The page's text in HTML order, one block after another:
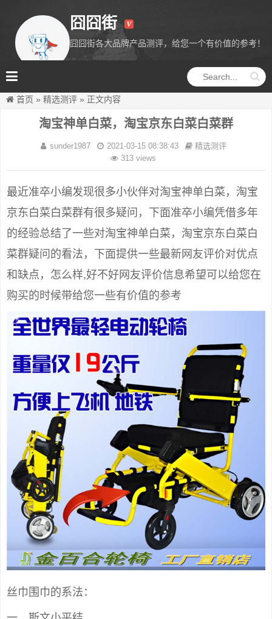
囧囧街
囧囧街各大品牌产品测评，给您一个有价值的参考！
首页 » 精选测评 » 正文内容
淘宝神单白菜，淘宝京东白菜白菜群
sunder1987 2021-03-15 08:38:43
精选测评
313 views
最近准卒小编发现很多小伙伴对淘宝神单白菜，淘宝
京东白菜白菜群有很多疑问，下面准卒小编凭借多年
的经验总结了一些对淘宝神单白菜，淘宝京东白菜白
菜群疑问的看法，下面提供一些最新网友评价对优点
和缺点，怎么样,好不好网友评价信息希望可以给您在
购买的时候带给您一些有价值的参考
丝巾围巾的系法：